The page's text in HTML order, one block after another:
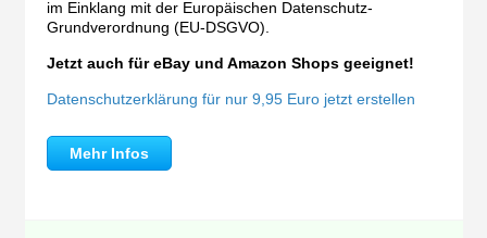
im Einklang mit der Europäischen Datenschutz-
Grundverordnung (EU-DSGVO).
Jetzt auch für eBay und Amazon Shops geeignet!
Datenschutzerklärung für nur 9,95 Euro jetzt erstellen
Mehr Infos